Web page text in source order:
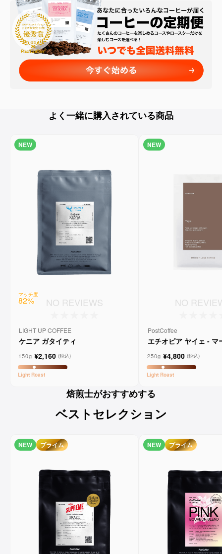
よく一緒に購入されている商品
NEW
マッチ度
82% NO REVIEWS
LIGHT UP COFFEE
ケニア ガタイティ
150g ¥2,160 (税込)
Light Roast
NEW
NO
PostCoffee
エチオピア ヤイェ - マ
250g ¥4,800 (税込)
Light Roast
焙煎士がおすすめする
ベストセレクション
NEW プライム NEW プライム